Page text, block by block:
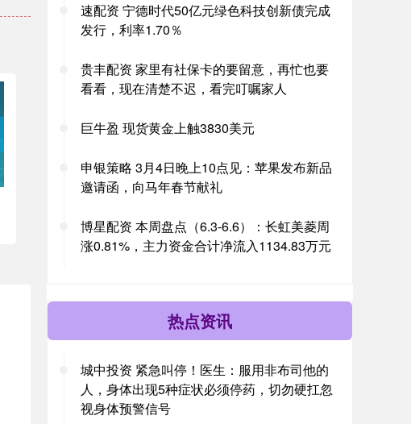
速配资 宁德时代50亿元绿色科技创新债完成
发行，利率1.70％
贵丰配资 家里有社保卡的要留意，再忙也要
看看，现在清楚不迟，看完叮嘱家人
巨牛盈 现货黄金上触3830美元
申银策略 3月4日晚上10点见：苹果发布新品
邀请函，向马年春节献礼
博星配资 本周盘点（6.3-6.6）：长虹美菱周
涨0.81%，主力资金合计净流入1134.83万元
热点资讯
城中投资 紧急叫停！医生：服用非布司他的
人，身体出现5种症状必须停药，切勿硬扛忽
视身体预警信号